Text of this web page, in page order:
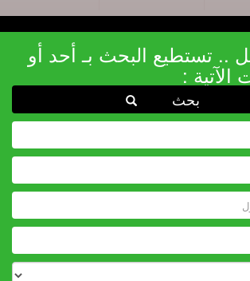
.. تستطيع البحث بـ أحد أو
الآتية :